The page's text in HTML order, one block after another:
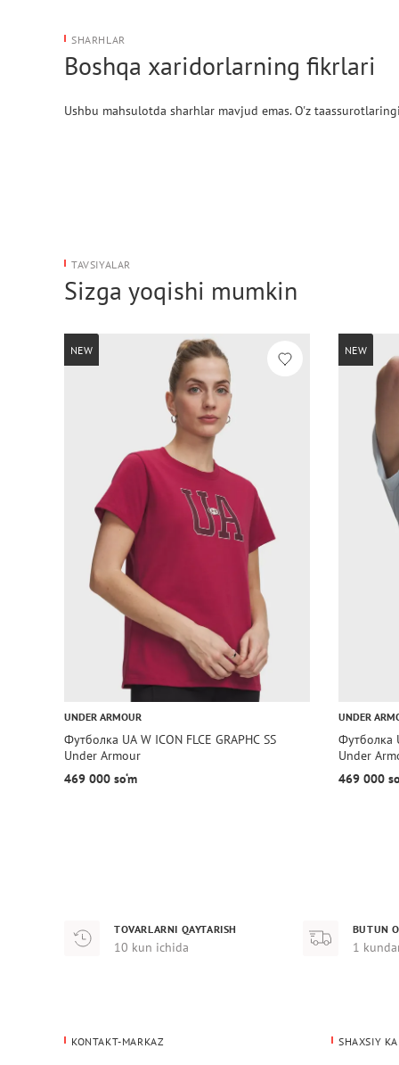
SHARHLAR
Boshqa xaridorlarning fikrlari
Ushbu mahsulotda sharhlar mavjud emas. O'z
TAVSIYALAR
Sizga yoqishi mumkin
NEW
UNDER ARMOUR
Футболка UA W ICON FLCE GRAPHC SS
Under Armour
469 000 so‘m
NEW
UNDER
Футболка
Under
469 000
TOVARLARNI QAYTARISH
10 kun ichida
BUTUN
1
KONTAKT-MARKAZ SHAXSIY